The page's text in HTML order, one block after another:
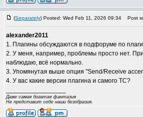
(Separately) Posted: Wed Feb 11, 2026 09:34 Post
alexander2011
1. Плагины обсуждаются в подфоруме по
2. У меня, например, проблемы просто нет.
наблюдаю, всё нормально.
3. Упомянутая выше опция "Send/Receive
4. У вас какие версии плагина и самого TC?
Даже самая богатая фантазия
Не представит себе наши безобразия.